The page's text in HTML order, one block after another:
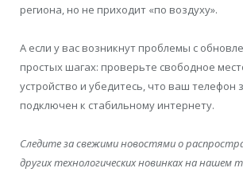
региона, но не приходит «по воздуху».
А если у вас возникнут проблемы с
простых шагах: проверьте свободное
устройство и убедитесь, что ваш телефон
подключен к стабильному интернету.
Следите за свежими новостями о
других технологических новинках на нашем